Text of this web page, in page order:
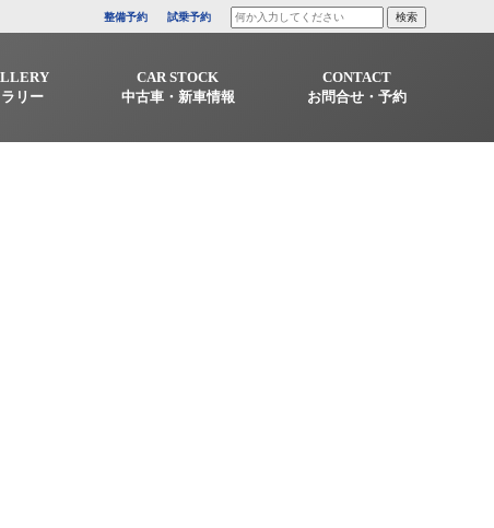
整備予約 試乗予約
リー
CAR STOCK
中古車・新車情報
CONTACT
お問合せ・予約